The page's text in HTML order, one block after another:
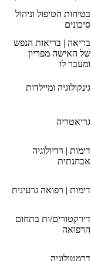
בטיחות הטיפול וניהול
סיכונים
בריאה | בריאות הנפש
של האישה מפריון
ומעבר לו
גינקולוגיה ומיילדות
גריאטריה
דימות | רדיולוגיה
אבחנתית
דימות | רפואה גרעינית
דירקטורים/ות בתחום
הרפואה
דרמטולוגיה